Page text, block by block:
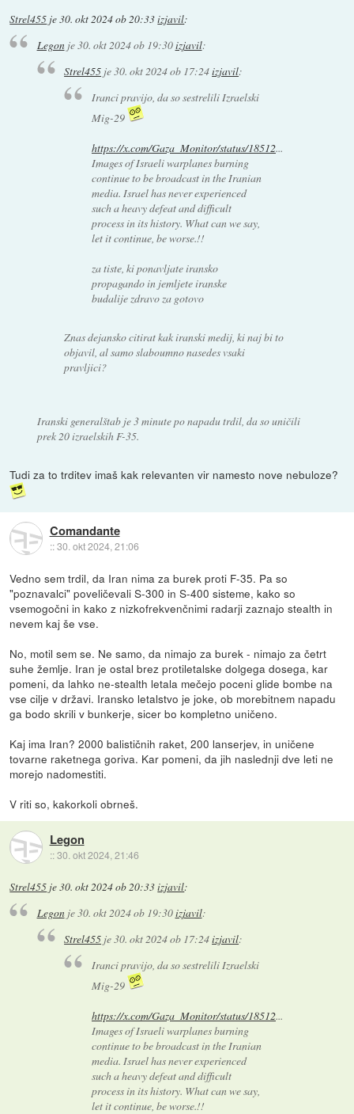
Strel455 je30. okt 2024 ob 20:33izjavil:
Legonje30. okt 2024 ob 19:30izjavil:
Strel455 je30. okt 2024 ob 17:24izjavil:
Iranci pravijo, da so sestrelili Izraelski
Mig-29
https://x.com/Gaza_Monitor/status/18512...
Images of Israeli warplanes burning
continue to be broadcast in the Iranian
media. Israel has never experienced
such a heavy defeat and difficult
process in its history. What can we say,
let it continue, be worse.!!
za tiste, ki ponavljate iransko
propagando in jemljete iranske
budalije zdravo za gotovo
Znas dejansko citirat kak iranski medij, ki naj bi to
objavil, al samo slaboumno nasedes vsaki
pravljici?
Iranski generalštab je 3 minute po napadu trdil, da so uničili
prek 20 izraelskih F-35.
Tudi za to trditev imaš kak relevanten vir namesto nove nebuloze?
Comandante
::30. okt 2024, 21:06
Vedno sem trdil, da Iran nima za burek proti F-35. Pa so
"poznavalci" poveličevali S-300 in S-400 sisteme, kako so
vsemogočni in kako z nizkofrekvenčnimi radarji zaznajo stealth in
nevem kaj še vse.
No, motil sem se. Ne samo, da nimajo za burek - nimajo za četrt
suhe žemlje. Iran je ostal brez protiletalske dolgega dosega, kar
pomeni, da lahko ne-stealth letala mečejo poceni glide bombe na
vse cilje v državi. Iransko letalstvo je joke, ob morebitnem napadu
ga bodo skrili v bunkerje, sicer bo kompletno uničeno.
Kaj ima Iran? 2000 balističnih raket, 200 lanserjev, in uničene
tovarne raketnega goriva. Kar pomeni, da jih naslednji dve leti ne
morejo nadomestiti.
V riti so, kakorkoli obrneš.
Legon
::30. okt 2024, 21:46
Strel455 je30. okt 2024 ob 20:33izjavil:
Legonje30. okt 2024 ob 19:30izjavil:
Strel455 je30. okt 2024 ob 17:24izjavil:
Iranci pravijo, da so sestrelili Izraelski
Mig-29
https://x.com/Gaza_Monitor/status/18512...
Images of Israeli warplanes burning
continue to be broadcast in the Iranian
media. Israel has never experienced
such a heavy defeat and difficult
process in its history. What can we say,
let it continue, be worse.!!